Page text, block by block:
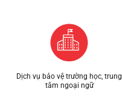
Dịch vụ bảo vệ trường học, trung
tâm ngoại ngữ